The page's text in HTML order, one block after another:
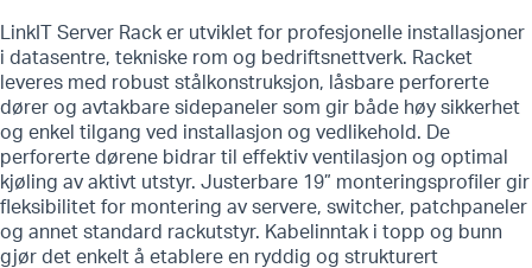
LinkIT Server Rack er utviklet for profesjonelle installasjoner
i datasentre, tekniske rom og bedriftsnettverk. Racket
leveres med robust stålkonstruksjon, låsbare perforerte
dører og avtakbare sidepaneler som gir både høy sikkerhet
og enkel tilgang ved installasjon og vedlikehold. De
perforerte dørene bidrar til effektiv ventilasjon og optimal
kjøling av aktivt utstyr. Justerbare 19” monteringsprofiler gir
fleksibilitet for montering av servere, switcher, patchpaneler
og annet standard rackutstyr. Kabelinntak i topp og bunn
gjør det enkelt å etablere en ryddig og strukturert